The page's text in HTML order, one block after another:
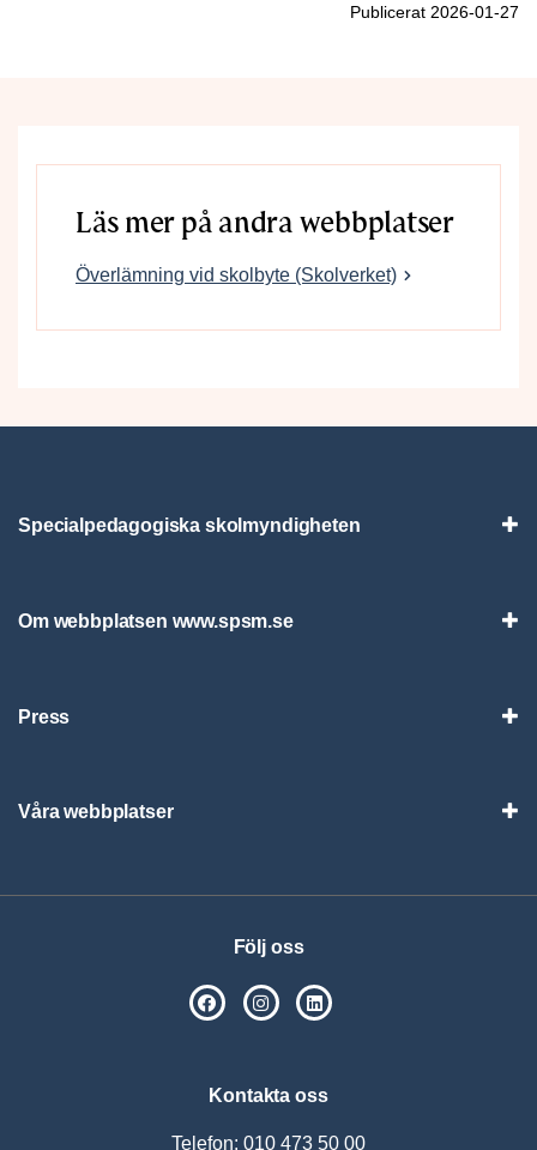
Publicerat 2026-01-27
Läs mer på andra webbplatser
Överlämning vid skolbyte (Skolverket)
Specialpedagogiska skolmyndigheten
Om webbplatsen www.spsm.se
Press
Våra webbplatser
Följ oss
SPSM på Facebook
SPSM på Instagram
Kontakta oss
Telefon: 010 473 50 00